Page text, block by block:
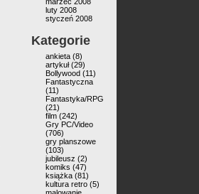
luty 2008
styczeń 2008
Kategorie
ankieta (8)
artykuł(29)
Bollywood (11)
Fantastyczna
(11)
Fantastyka/RPG
(21)
film (242)
Gry PC/Video
(706)
gry planszowe
(103)
jubileusz (2)
komiks (47)
książka (81)
kultura retro (5)